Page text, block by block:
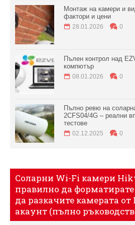
Монтаж на камери и
фактори и цени
28.01.2026 0
Пълен контрол над
компютър
08.01.2026 0
Пълно ревю на
2CFS04/4G – реални
тестове
02.12.2025 0
Соларни Wi-Fi камери
правилно да
да разкачите камерата
акаунт (пълно